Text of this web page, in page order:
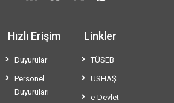
Hızlı Erişim
Duyurular
Personel
Duyuruları
Linkler
TÜSEB
USHAŞ
e-Devlet